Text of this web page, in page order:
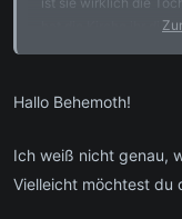
hat die Kirche ihr
seit meiner Kindheit
stärker, besser, freier!
Aber zurück zu
Hallo Behemoth!
Ich weiß nicht genau,
Vielleicht möchtest du